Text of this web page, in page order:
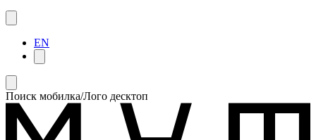
EN
Поиск мобилка/Лого десктоп